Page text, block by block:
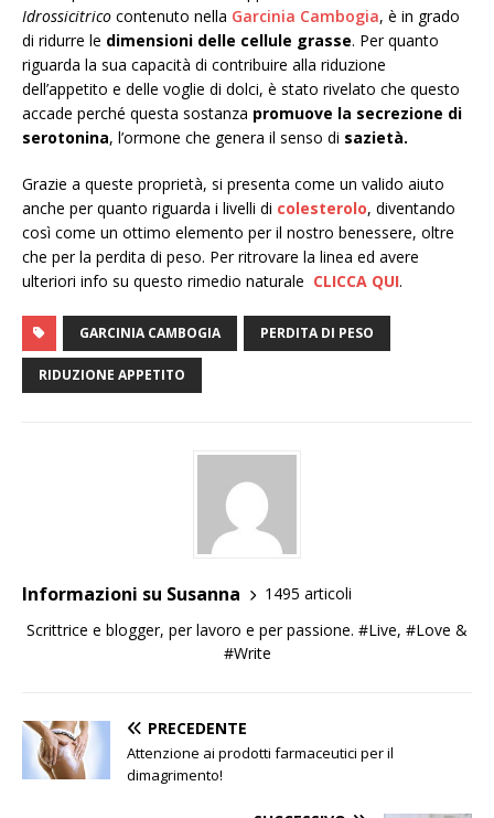
Idrossicitrico contenuto nella Garcinia Cambogia, è in grado
di ridurre le dimensioni delle cellule grasse. Per quanto
riguarda la sua capacità di contribuire alla riduzione
dell’appetito e delle voglie di dolci, è stato rivelato che questo
accade perché questa sostanza promuove la secrezione di
serotonina, l’ormone che genera il senso di sazietà.
Grazie a queste proprietà, si presenta come un valido aiuto
anche per quanto riguarda i livelli di colesterolo, diventando
così come un ottimo elemento per il nostro benessere, oltre
che per la perdita di peso. Per ritrovare la linea ed avere
ulteriori info su questo rimedio naturale CLICCA QUI.
GARCINIA CAMBOGIA PERDITA DI PESO
RIDUZIONE APPETITO
Informazioni su Susanna
1495 articoli
Scrittrice e blogger, per lavoro e per passione. #Live, #Love &
#Write
PRECEDENTE
Attenzione ai prodotti farmaceutici per il
dimagrimento!